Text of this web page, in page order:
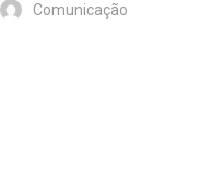
Comunicação